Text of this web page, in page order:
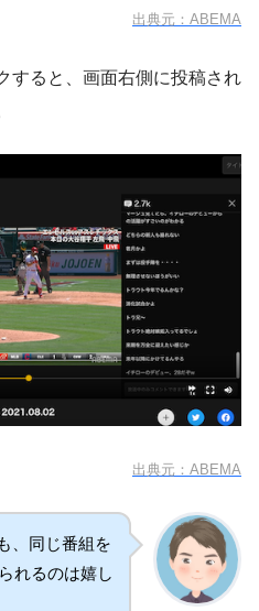
出典元：ABEMA
すると、画面右側に投稿され
出典元：ABEMA
、同じ番組を
れるのは嬉し